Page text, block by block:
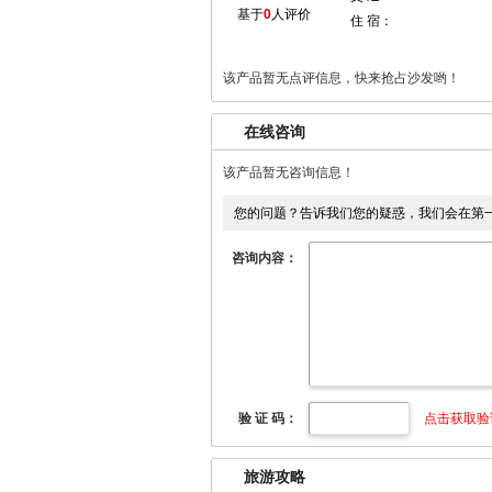
基于0人评价
住 宿：
该产品暂无点评信息，快来抢占沙发哟！
在线咨询
该产品暂无咨询信息！
您的问题？告诉我们您的疑惑，我们会在第
咨询内容：
验 证 码： 点击获取
旅游攻略